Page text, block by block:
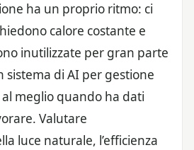
ha un proprio ritmo: ci
calore costante e
inutilizzate per gran parte
sistema di AI per gestione
meglio quando ha dati
Valutare
luce naturale, l’efficienza